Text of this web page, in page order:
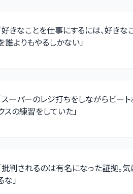
好きなことを仕事にするには、好きな
誰よりもやるしかない」
スーパーのレジ打ちをしながらビート
スの練習をしていた」
批判されるのは有名になった証拠。気
な」